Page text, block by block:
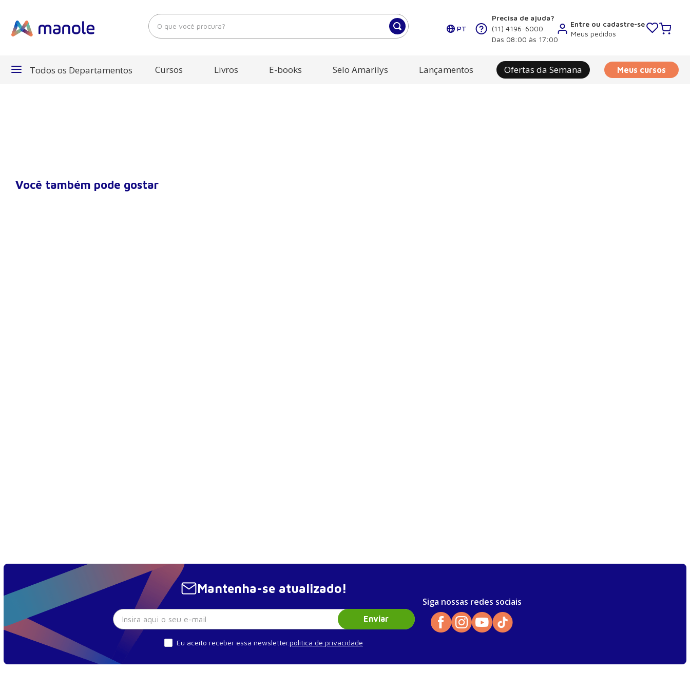
O que você procura?
PT
Precisa de ajuda?
(11) 4196-6000
Das 08:00 às 17:00
Entre ou cadastre-se
Meus pedidos
Todos os Departamentos
E-Books
Cursos Livros E-books Selo Amarilys Lançamentos Ofertas da Semana Meus cursos
Você também pode gostar
Mantenha-se atualizado!
Enviar
Eu aceito receber essa newsletter.política de privacidade
Siga nossas redes sociais